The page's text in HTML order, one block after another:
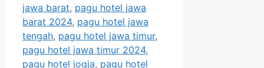
jawa barat, pagu hotel jawa
barat 2024, pagu hotel jawa
tengah, pagu hotel jawa timur,
pagu hotel jawa timur 2024,
pagu hotel jogja, pagu hotel